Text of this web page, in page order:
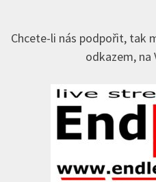
Chcete-li nás podpořit, tak
odkazem, na